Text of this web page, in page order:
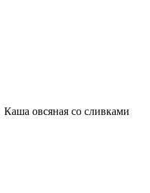
Каша овсяная со сливками